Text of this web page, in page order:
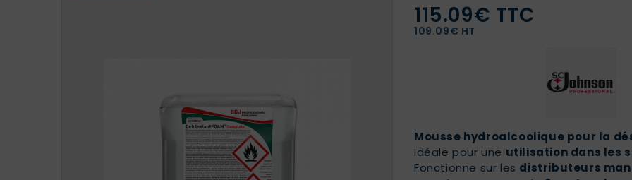
115.09€ TTC
109.09€ HT
Mousse hydroalcoolique pour la
Idéale pour une utilisation dans les
Fonctionne sur les distributeurs